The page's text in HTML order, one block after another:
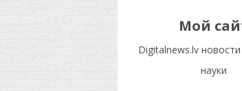
Мой
Digitalnews.lv
науки